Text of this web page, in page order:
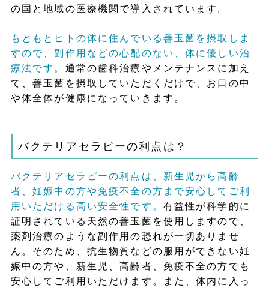
の国と地域の医療機関で導入されています。
もともとヒトの体に住んでいる善玉菌を摂取しま
すので、副作用などの心配のない、体に優しい治
療法です。 通常の歯科治療やメンテナンスに加え
て、善玉菌を摂取していただくだけで、お口の中
や体全体が健康になっていきます。
バクテリアセラピーの利点は？
バクテリアセラピーの利点は、新生児から高齢
者、妊娠中の方や免疫不全の方まで安心してご利
用いただける高い安全性です。 有益性が科学的に
証明されている天然の善玉菌を使用しますので、
薬剤治療のような副作用の恐れが一切ありませ
ん。そのため、抗生物質などの服用ができない妊
娠中の方や、新生児、高齢者、免疫不全の方でも
安心してご利用いただけます。また、体内に入っ